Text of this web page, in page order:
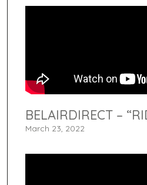
BELAIRDIRECT –
March 23, 2022